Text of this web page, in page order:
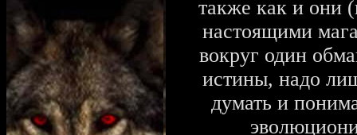
также как и они
настоящими
вокруг один
истины, надо
думать и